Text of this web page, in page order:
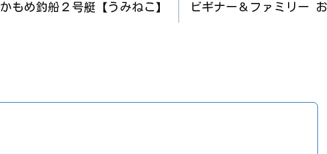
かもめ釣船２号艇【うみねこ】 ビギナー＆ファミリー